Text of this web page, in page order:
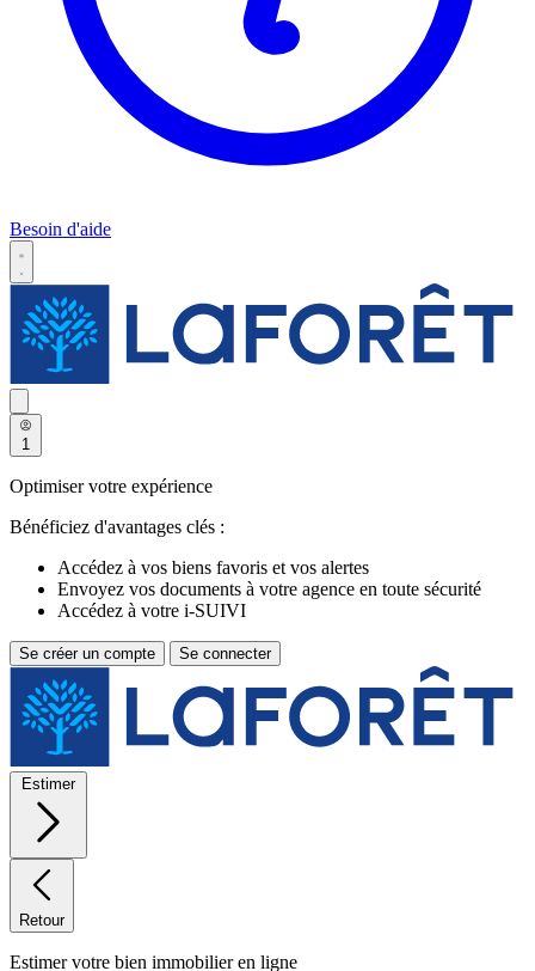
Besoin d'aide
1
Optimiser votre expérience
Bénéficiez d'avantages clés :
Accédez à vos biens favoris et vos alertes
Envoyez vos documents à votre agence en toute sécurité
Accédez à votre i-SUIVI
Se créer un compte Se connecter
Estimer
Retour
Estimer votre bien immobilier en ligne